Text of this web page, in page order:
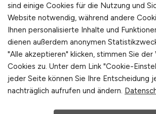
Emden
sind einige Cookies für die Nutzung und
Website notwendig, während andere
Ihnen personalisierte Inhalte und
dienen außerdem anonymen
"Alle akzeptieren" klicken, stimmen Sie der
Cookies zu. Unter dem Link "Cookie-
jeder Seite können Sie Ihre Entscheidung
nachträglich aufrufen und ändern.